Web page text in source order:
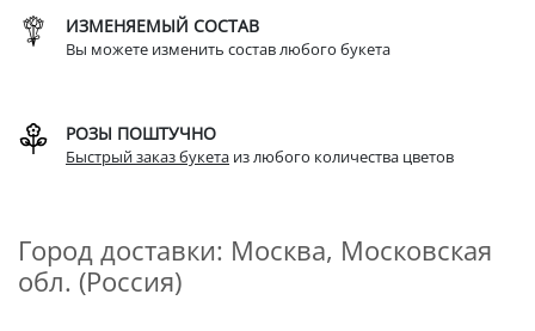
ИЗМЕНЯЕМЫЙ СОСТАВ
Вы можете изменить состав любого букета
РОЗЫ ПОШТУЧНО
Быстрый заказ букета из любого количества цветов
Город доставки: Москва, Московская
обл. (Россия)